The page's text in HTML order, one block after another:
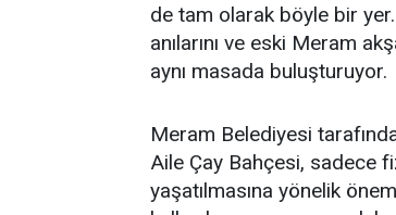
de tam olarak böyle bir
anılarını ve eski Meram
aynı masada buluşturuyor.
Meram Belediyesi
Aile Çay Bahçesi, sadece
yaşatılmasına yönelik